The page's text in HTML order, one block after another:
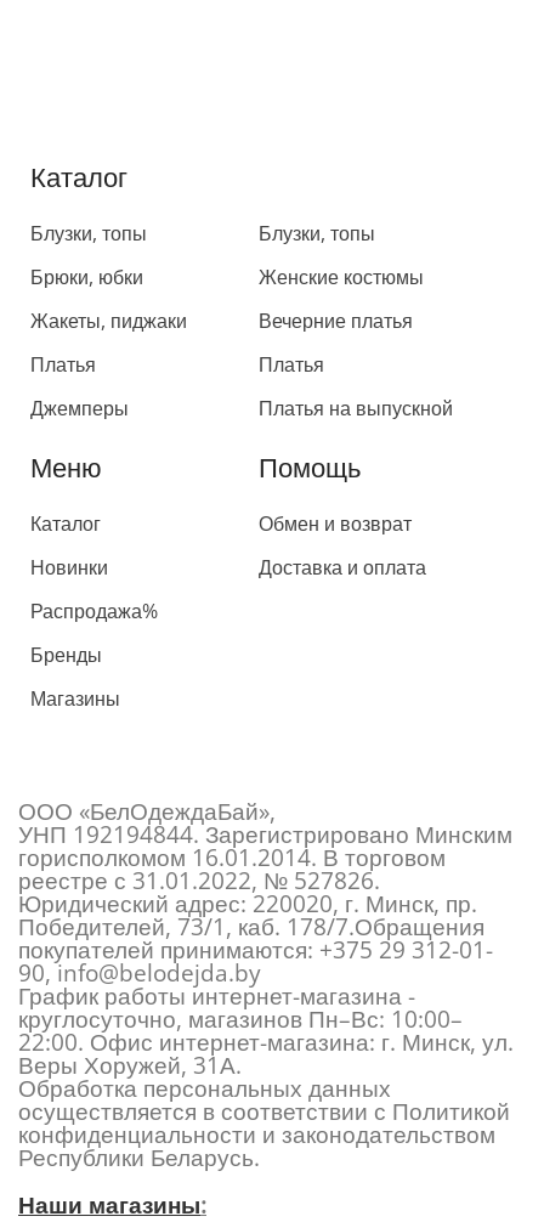
Каталог
Блузки, топы
Брюки, юбки
Жакеты, пиджаки
Платья
Джемперы
Блузки, топы
Женские костюмы
Вечерние платья
Платья
Платья на выпускной
Меню
Каталог
Новинки
Распродажа%
Бренды
Магазины
Помощь
Обмен и возврат
Доставка и оплата
ООО «БелОдеждаБай»,
УНП 192194844. Зарегистрировано Минским
горисполкомом 16.01.2014. В торговом
реестре с 31.01.2022, № 527826.
Юридический адрес: 220020, г. Минск, пр.
Победителей, 73/1, каб. 178/7.Обращения
покупателей принимаются: +375 29 312-01-
90,info@belodejda.by
График работы интернет-магазина -
круглосуточно, магазинов Пн–Вс: 10:00–
22:00. Офис интернет-магазина: г. Минск, ул.
Веры Хоружей, 31А.
Обработка персональных данных
осуществляется в соответствии с Политикой
конфиденциальности и законодательством
Республики Беларусь.
Наши магазины: